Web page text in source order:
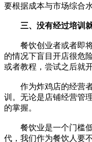
要根据成本与市场综合
三、没有经过培训
餐饮创业者或者即将
的情况下盲目开店很危
或者教程，尝试之后就
作为炸鸡店的经营者
训。无论是店铺经营管
的掌握。
餐饮业是一个门槛低
代，我们作为餐饮人要